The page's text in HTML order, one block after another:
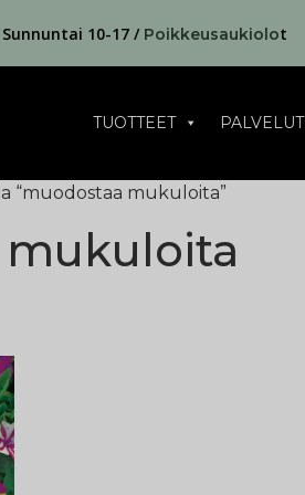
10-17 / Poikkeusaukiolot
TUOTTEET PALVELUT
“muodostaa mukuloita”